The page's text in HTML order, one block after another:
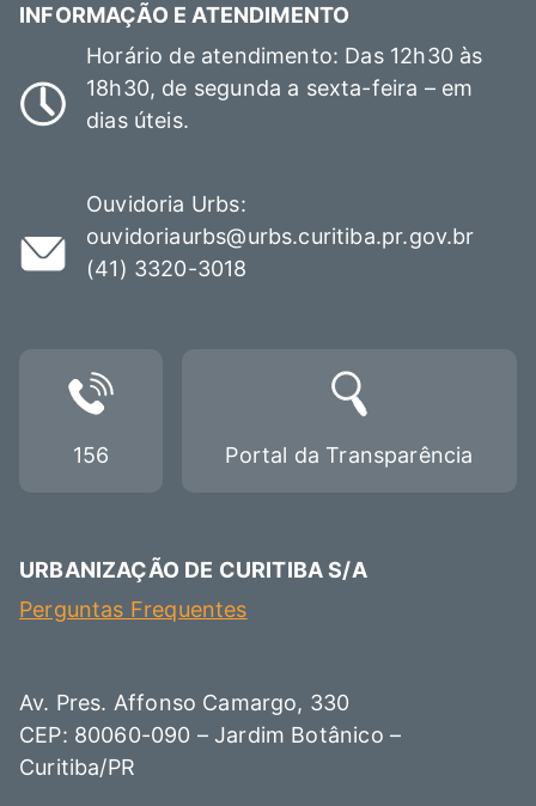
INFORMAÇÃO E ATENDIMENTO
Horário de atendimento: Das 12h30 às
18h30, de segunda a sexta-feira – em
dias úteis.
Ouvidoria Urbs:
ouvidoriaurbs@urbs.curitiba.pr.gov.br
(41) 3320-3018
156 Portal da Transparência
URBANIZAÇÃO DE CURITIBA S/A
Perguntas Frequentes
Av. Pres. Affonso Camargo, 330
CEP: 80060-090 – Jardim Botânico –
Curitiba/PR